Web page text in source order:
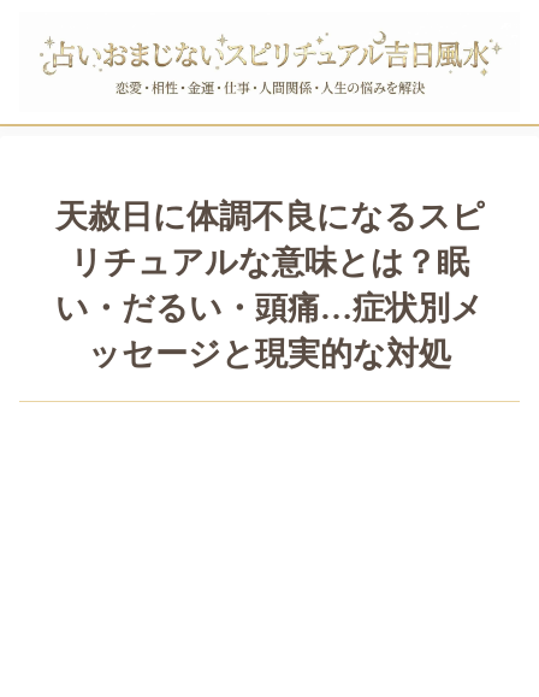
天赦日に体調不良になるスピ
リチュアルな意味とは？眠
い・だるい・頭痛…症状別メ
ッセージと現実的な対処